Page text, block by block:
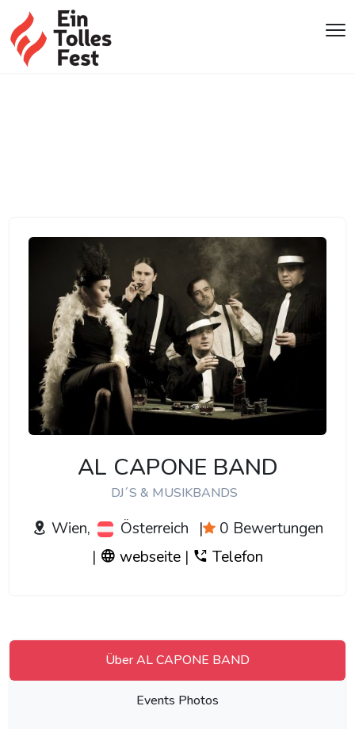
AL CAPONE BAND
DJ´S & MUSIKBANDS
Wien, Österreich |
0 Bewertungen
|
webseite | Telefon
Über AL CAPONE BAND
Events Photos